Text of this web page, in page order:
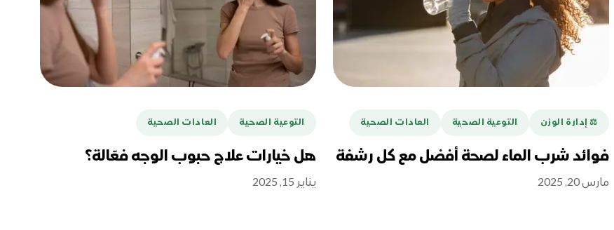
⚖️ إدارة الوزن التوعية الصحية العادات الصحية
فوائد شرب الماء لصحة أفضل مع كل رشفة
مارس 20, 2025
التوعية الصحية العادات الصحية
هل خيارات علاج حبوب الوجه فعّالة؟
يناير 15, 2025